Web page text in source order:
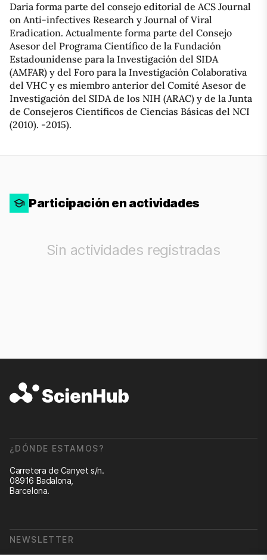
Daria forma parte del consejo editorial de ACS Journal
on Anti-infectives Research y Journal of Viral
Eradication. Actualmente forma parte del Consejo
Asesor del Programa Científico de la Fundación
Estadounidense para la Investigación del SIDA
(AMFAR) y del Foro para la Investigación Colaborativa
del VHC y es miembro anterior del Comité Asesor de
Investigación del SIDA de los NIH (ARAC) y de la Junta
de Consejeros Científicos de Ciencias Básicas del NCI
(2010). -2015).
Participación en actividades
Sin actividades registradas
¿DÓNDE ESTAMOS?
Carretera de Canyet s/n.
08916 Badalona,
Barcelona.
NEWSLETTER